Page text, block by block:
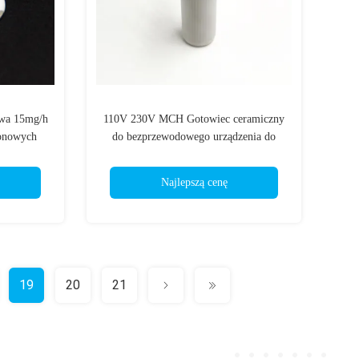
15mg/h
110V 230V MCH Gotowiec ceramiczny
do bezprzewodowego urządzenia do
Najlepszą cenę
19 20 21